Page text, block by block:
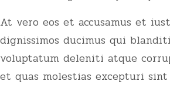
At vero eos et accusamus et
dignissimos ducimus qui
voluptatum deleniti atque
et quas molestias excepturi sint